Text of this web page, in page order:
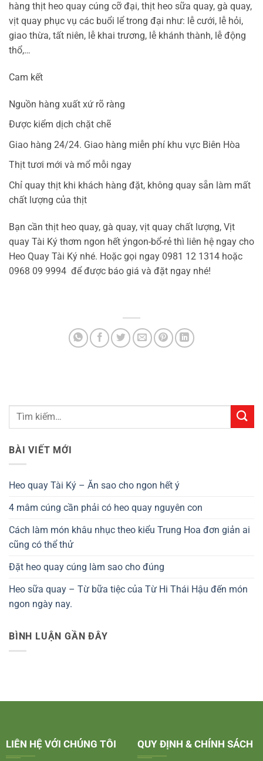
hàng thịt heo quay cúng cỡ đại, thịt heo sữa quay, gà quay,
vịt quay phục vụ các buổi lể trong đại như: lễ cưới, lễ hỏi,
giao thừa, tất niên, lễ khai trương, lễ khánh thành, lễ động
thổ,…
Cam kết
Nguồn hàng xuất xứ rõ ràng
Được kiểm dịch chặt chẽ
Giao hàng 24/24. Giao hàng miễn phí khu vực Biên Hòa
Thịt tươi mới và mổ mỗi ngay
Chỉ quay thịt khi khách hàng đặt, không quay sẵn làm mất
chất lượng của thịt
Bạn cần thịt heo quay, gà quay, vịt quay chất lượng, Vịt
quay Tài Ký thơm ngon hết ýngon-bổ-rẻ thì liên hệ ngay cho
Heo Quay Tài Ký nhé. Hoặc gọi ngay 0981 12 1314 hoặc
0968 09 9994 để được báo giá và đặt ngay nhé!
BÀI VIẾT MỚI
Heo quay Tài Ký – Ăn sao cho ngon hết ý
4 mâm cúng cần phải có heo quay nguyên con
Cách làm món khâu nhục theo kiểu Trung Hoa đơn giản ai
cũng có thể thử
Đặt heo quay cúng làm sao cho đúng
Heo sữa quay – Từ bữa tiệc của Từ Hi Thái Hậu đến món
ngon ngày nay.
BÌNH LUẬN GẦN ĐÂY
LIÊN HỆ VỚI CHÚNG TÔI QUY ĐỊNH & CHÍNH SÁCH